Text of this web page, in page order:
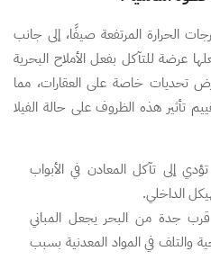
الحرارة المرتفعة صيفًا، إلى جانب
عرضة للتآكل بفعل الأملاح البحرية
تحديات خاصة على العقارات، مما
تأثير هذه الظروف على حالة الفيلا
إلى تآكل المعادن في الأبواب
الداخلي.
قرب جدة من البحر يجعل المباني
والتلف في المواد المعدنية بسبب